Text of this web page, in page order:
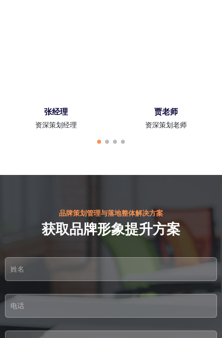
张经理
资深策划经理
贾老师
资深策划老师
品牌策划管理与落地整体解决方案
获取品牌形象提升方案